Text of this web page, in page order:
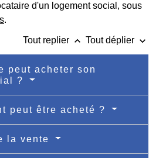
d'un logement social, sous
.
Tout replier keyboard_arrow_up Tout déplier keyboard_arrow_down
peut acheter son
?
peut être acheté ?
la vente